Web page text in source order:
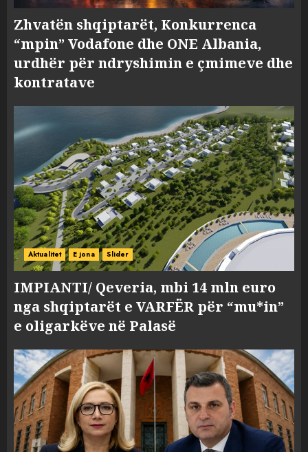
Zhvatën shqiptarët, Konkurrenca
“mpin” Vodafone dhe ONE Albania,
urdhër për ndryshimin e çmimeve dhe
kontratave
Aktualitet E jona Slider
IMPIANTI/ Qeveria, mbi 14 mln euro
nga shqiptarët e VARFËR për “mu*in”
e oligarkëve në Palasë